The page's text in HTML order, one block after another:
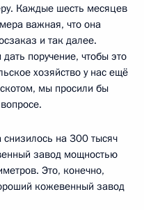
Каждые шесть месяцев
важная, что она
и так далее.
поручение, чтобы это
хозяйство у нас ещё
мы просили бы
на 300 тысяч
завод мощностью
Это, конечно,
кожевенный завод